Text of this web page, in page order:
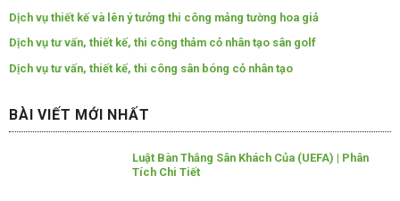
Dịch vụ thiết kế và lên ý tưởng thi công mảng tường hoa giả
Dịch vụ tư vấn, thiết kế, thi công thảm cỏ nhân tạo sân golf
Dịch vụ tư vấn, thiết kế, thi công sân bóng cỏ nhân tạo
BÀI VIẾT MỚI NHẤT
Luật Bàn Thắng Sân Khách Của (UEFA) | Phân
Tích Chi Tiết